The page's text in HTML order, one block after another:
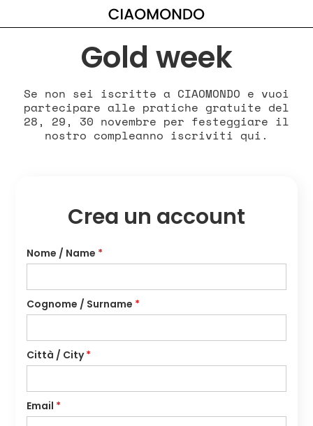
Gold week
Se non sei iscrittə a CIAOMONDO e vuoi
partecipare alle pratiche gratuite del
28, 29, 30 novembre per festeggiare il
nostro compleanno iscriviti qui.
Crea un account
Nome / Name *
Cognome / Surname *
Città / City*
Email *